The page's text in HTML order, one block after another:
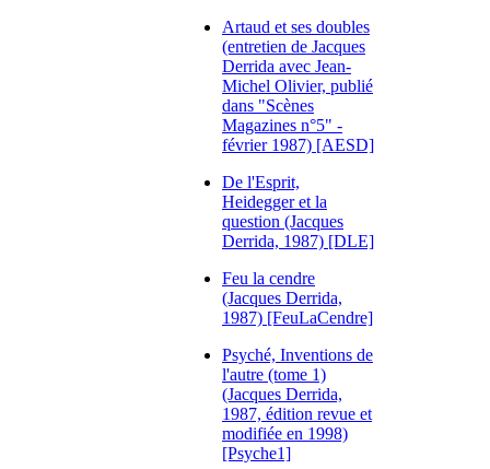
Artaud et ses doubles
(entretien de Jacques
Derrida avec Jean-
Michel Olivier, publié
dans "Scènes
Magazines n°5" -
février 1987) [AESD]
De l'Esprit,
Heidegger et la
question (Jacques
Derrida, 1987) [DLE]
Feu la cendre
(Jacques Derrida,
1987) [FeuLaCendre]
Psyché, Inventions de
l'autre (tome 1)
(Jacques Derrida,
1987, édition revue et
modifiée en 1998)
[Psyche1]